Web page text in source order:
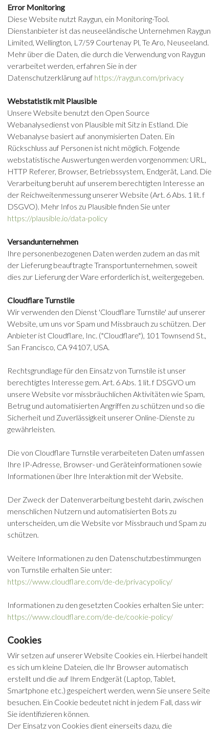
Error Monitoring
Diese Website nutzt Raygun, ein Monitoring-Tool.
Dienstanbieter ist das neuseeländische Unternehmen Raygun
Limited, Wellington, L7/59 Courtenay Pl, Te Aro, Neuseeland.
Mehr über die Daten, die durch die Verwendung von Raygun
verarbeitet werden, erfahren Sie in der
Datenschutzerklärung auf https://raygun.com/privacy
Webstatistik mit Plausible
Unsere Website benutzt den Open Source
Webanalysedienst von Plausible mit Sitz in Estland. Die
Webanalyse basiert auf anonymisierten Daten. Ein
Rückschluss auf Personen ist nicht möglich. Folgende
webstatistische Auswertungen werden vorgenommen: URL,
HTTP Referer, Browser, Betriebssystem, Endgerät, Land. Die
Verarbeitung beruht auf unserem berechtigten Interesse an
der Reichweitenmessung unserer Website (Art. 6 Abs. 1 lit. f
DSGVO). Mehr Infos zu Plausible finden Sie unter
https://plausible.io/data-policy
Versandunternehmen
Ihre personenbezogenen Daten werden zudem an das mit
der Lieferung beauftragte Transportunternehmen, soweit
dies zur Lieferung der Ware erforderlich ist, weitergegeben.
Cloudflare Turnstile
Wir verwenden den Dienst 'Cloudflare Turnstile' auf unserer
Website, um uns vor Spam und Missbrauch zu schützen. Der
Anbieter ist Cloudflare, Inc. ("Cloudflare"), 101 Townsend St.,
San Francisco, CA 94107, USA.
Rechtsgrundlage für den Einsatz von Turnstile ist unser
berechtigtes Interesse gem. Art. 6 Abs. 1 lit. f DSGVO um
unsere Website vor missbräuchlichen Aktivitäten wie Spam,
Betrug und automatisierten Angriffen zu schützen und so die
Sicherheit und Zuverlässigkeit unserer Online-Dienste zu
gewährleisten.
Die von Cloudflare Turnstile verarbeiteten Daten umfassen
Ihre IP-Adresse, Browser- und Geräteinformationen sowie
Informationen über Ihre Interaktion mit der Website.
Der Zweck der Datenverarbeitung besteht darin, zwischen
menschlichen Nutzern und automatisierten Bots zu
unterscheiden, um die Website vor Missbrauch und Spam zu
schützen.
Weitere Informationen zu den Datenschutzbestimmungen
von Turnstile erhalten Sie unter:
https://www.cloudflare.com/de-de/privacypolicy/
Informationen zu den gesetzten Cookies erhalten Sie unter:
https://www.cloudflare.com/de-de/cookie-policy/
Cookies
Wir setzen auf unserer Website Cookies ein. Hierbei handelt
es sich um kleine Dateien, die Ihr Browser automatisch
erstellt und die auf Ihrem Endgerät (Laptop, Tablet,
Smartphone etc.) gespeichert werden, wenn Sie unsere Seite
besuchen. Ein Cookie bedeutet nicht in jedem Fall, dass wir
Sie identifizieren können.
Der Einsatz von Cookies dient einerseits dazu, die